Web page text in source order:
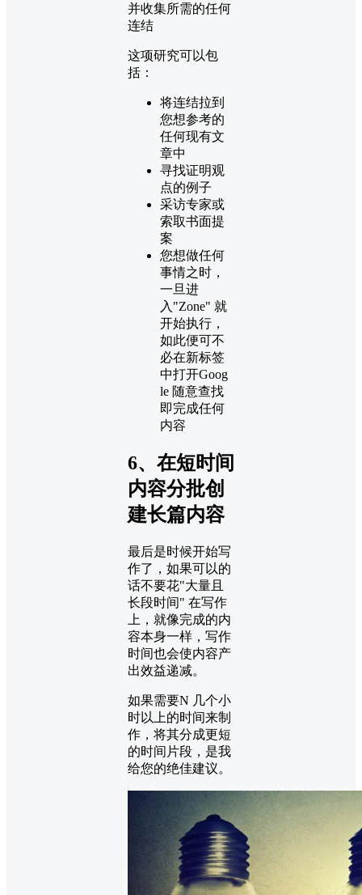
并收集所需的任何
连结
这项研究可以包
括：
将连结拉到
您想参考的
任何现有文
章中
寻找证明观
点的例子
采访专家或
索取书面提
案
您想做任何
事情之时，
一旦进
入"Zone" 就
开始执行，
如此便可不
必在新标签
中打开Goog​​
le 随意查找
即完成任何
内容
6、在短时间
内容分批创
建长篇内容
最后是时候开始写
作了，如果可以的
话不要花"大量且
长段时间" 在写作
上，就像完成的内
容本身一样，写作
时间也会使内容产
出效益递减。
如果需要N 几个小
时以上的时间来制
作，将其分成更短
的时间片段，是我
给您的绝佳建议。